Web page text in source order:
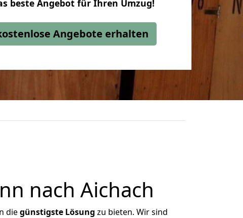
beste Angebot für Ihren Umzug!
Angebote erhalten
nach Aichach
diegünstigste Lösung zu bieten. Wir sind